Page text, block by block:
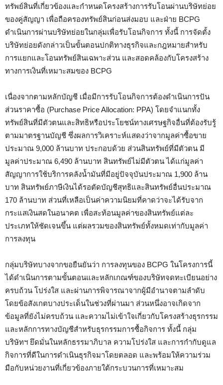
ทรัพย์สินที่เกี่ยวข้องและกำหนดโครงสร้างการรับโอนผ่านบริษัทย่อย
ของคู่สัญญา เพื่อถือครองทรัพย์สินก่อนส่งมอบ และฝ่าย BCPG
ดำเนินการผ่านบริษัทย่อยในกลุ่มเพื่อรับโอนกิจการ ทั้งนี้ การจัดตั้ง
บริษัทย่อยดังกล่าวเป็นขั้นตอนปกติทางธุรกิจและกฎหมายสำหรับ
การแยกและโอนทรัพย์สินเฉพาะส่วน และสอดคล้องกับโครงสร้าง
ทางการเงินที่เหมาะสมของ BCPG
เนื่องจากตามหลักบัญชี เมื่อมีการรับโอนกิจการต้องดำเนินการปัน
ส่วนราคาซื้อ (Purchase Price Allocation: PPA) โดยจำแนกทั้ง
ทรัพย์สินที่มีตัวตนและสิทธิหรือประโยชน์ทางเศรษฐกิจอื่นที่ต้องรับรู้
ตามมาตรฐานบัญชี ซึ่งผลการวิเคราะห์แสดงว่าจากมูลค่าซื้อขาย
ประมาณ 9,000 ล้านบาท ประกอบด้วย ส่วนสินทรัพย์ที่มีตัวตน มี
มูลค่าประมาณ 6,490 ล้านบาท สินทรัพย์ไม่มีตัวตน ได้แก่มูลค่า
สัญญาการใช้บริการคลังน้ำมันที่มีอยู่ปัจจุบันประมาณ 1,900 ล้าน
บาท สินทรัพย์ภาษีเงินได้รอตัดบัญชีสุทธิและสินทรัพย์อื่นประมาณ
170 ล้านบาท ส่วนที่เหลือเป็นค่าความนิยมที่คาดว่าจะได้รับจาก
กระแสเงินสดในอนาคต เพื่อสะท้อนมูลค่าของสินทรัพย์แต่ละ
ประเภทให้ชัดเจนขึ้น แต่ผลรวมของสินทรัพย์ทั้งหมดเท่ากับมูลค่า
การลงทุน
กลุ่มบริษัทบางจากขอยืนยันว่า การลงทุนของ BCPG ในโครงการนี้
ได้ดำเนินการตามขั้นตอนและหลักเกณฑ์ของบริษัทจดทะเบียนอย่าง
ครบถ้วน โปร่งใส และผ่านการพิจารณาจากผู้มีอำนาจตามลำดับ
โดยข้อสังเกตบางประเด็นในช่วงที่ผ่านมา ส่วนหนึ่งอาจเกิดจาก
ข้อมูลที่ยังไม่ครบถ้วน และความไม่เข้าใจเกี่ยวกับโครงสร้างธุรกรรม
และหลักการทางบัญชีสำหรับธุรกรรมการซื้อกิจการ ทั้งนี้ กลุ่ม
บริษัทฯ ยึดมั่นในหลักธรรมาภิบาล ความโปร่งใส และการกำกับดูแล
กิจการที่ดีในการดำเนินธุรกิจมาโดยตลอด และพร้อมให้ความร่วม
มือกับหน่วยงานที่เกี่ยวข้องภายใต้กระบวนการที่เหมาะสม